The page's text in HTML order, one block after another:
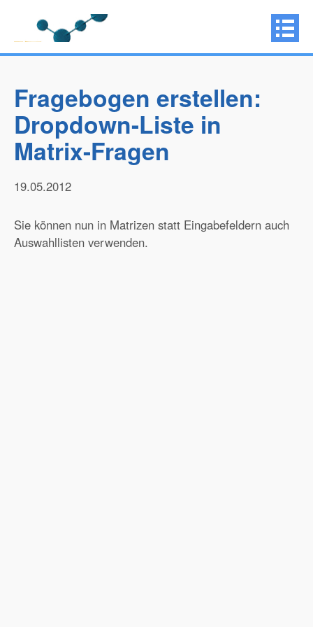
Fragebogen erstellen:
Dropdown-Liste in
Matrix-Fragen
19.05.2012
Sie können nun in Matrizen statt Eingabefeldern auch
Auswahllisten verwenden.